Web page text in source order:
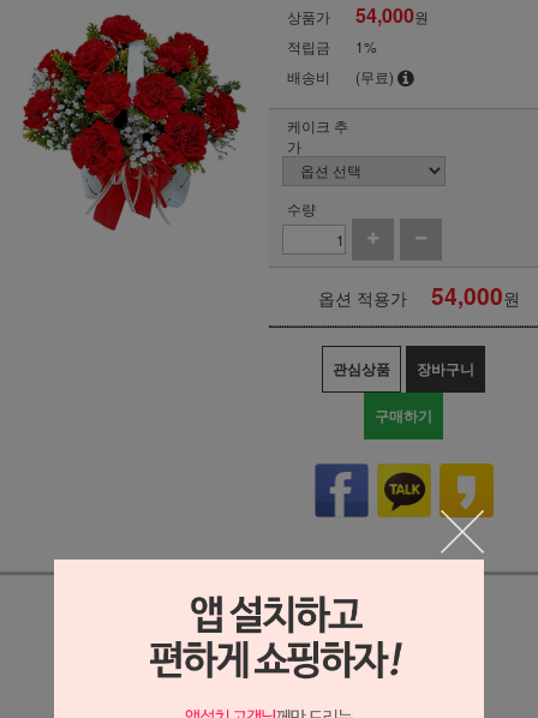
상품가 54,000원
적립금
1%
배송비
(무료)
케이크 추
가
수량
옵션 적용가 54,000원
관심상품 장바구니
구매하기
상세정보 새창 열기
상세 정보를 확대해 보실 수 있습니다.